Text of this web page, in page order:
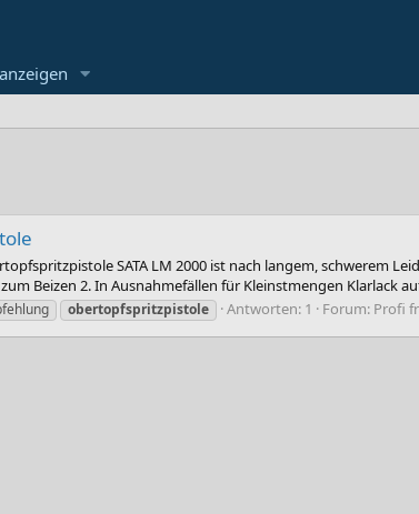
SATA LM 2000 ist nach langem, schwerem
Beizen 2. In Ausnahmefällen für Kleinstmengen Klarlack
obertopfspritzpistole Antworten: 1 Forum: Profi